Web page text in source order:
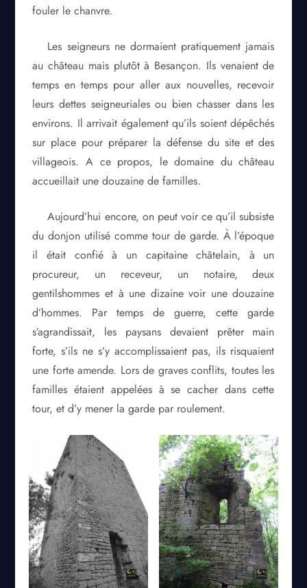
fouler le chanvre.
Les seigneurs ne dormaient pratiquement jamais
au château mais plutôt à Besançon. Ils venaient de
temps en temps pour aller aux nouvelles, recevoir
leurs dettes seigneuriales ou bien chasser dans les
environs. Il arrivait également qu’ils soient dépêchés
sur place pour préparer la défense du site et des
villageois. A ce propos, le domaine du château
accueillait une douzaine de familles.
Aujourd’hui encore, on peut voir ce qu’il subsiste
du donjon utilisé comme tour de garde. À l’époque
il était confié à un capitaine châtelain, à un
procureur, un receveur, un notaire, deux
gentilshommes et à une dizaine voir une douzaine
d’hommes. Par temps de guerre, cette garde
s’agrandissait, les paysans devaient prêter main
forte, s’ils ne s’y accomplissaient pas, ils risquaient
une forte amende. Lors de graves conflits, toutes les
familles étaient appelées à se cacher dans cette
tour, et d’y mener la garde par roulement.